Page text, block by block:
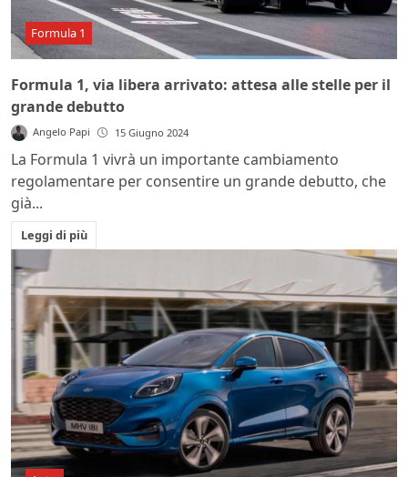
Formula 1
Formula 1, via libera arrivato: attesa alle stelle per il
grande debutto
Angelo Papi 15 Giugno 2024
La Formula 1 vivrà un importante cambiamento
regolamentare per consentire un grande debutto, che
già...
Leggi di più